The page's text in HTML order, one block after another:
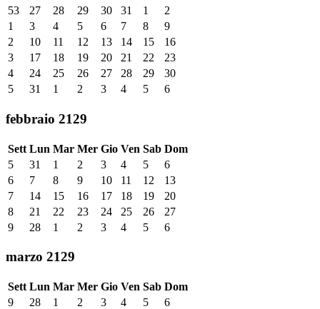
53
27 28 29 30 31 1
2
1
3 4 5 6 7 8
9
2
10 11 12 13 14 15
16
3
17 18 19 20 21 22
23
4
24 25 26 27 28 29
30
5
31 1 2 3 4 5 6
febbraio 2129
Sett Lun Mar Mer Gio Ven Sab Dom
5
31 1 2 3 4 5
6
6
7 8 9 10 11 12
13
7
14 15 16 17 18 19
20
8
21 22 23 24 25 26
27
9
28 1 2 3 4 5 6
marzo 2129
Sett Lun Mar Mer Gio Ven Sab Dom
9
28 1 2 3 4 5
6